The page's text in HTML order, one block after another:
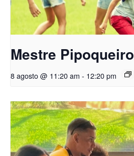
Mestre Pipoqueiro
8 agosto @ 11:20 am - 12:20 pm